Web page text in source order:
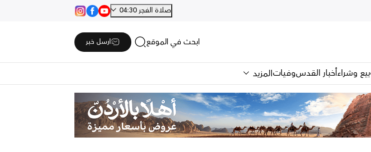
صلاة الفجر 04:30
ابحث في الموقع ارسل خبر
بيع وشراءأخبار القدسوفياتالمزيد